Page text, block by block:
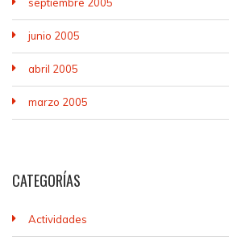
septiembre 2005
junio 2005
abril 2005
marzo 2005
CATEGORÍAS
Actividades